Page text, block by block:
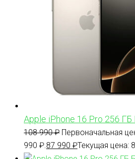
Apple iPhone 16 Pro 256
108 990₽ Первоначальная
990 ₽. 87 990 ₽Текущая цена: